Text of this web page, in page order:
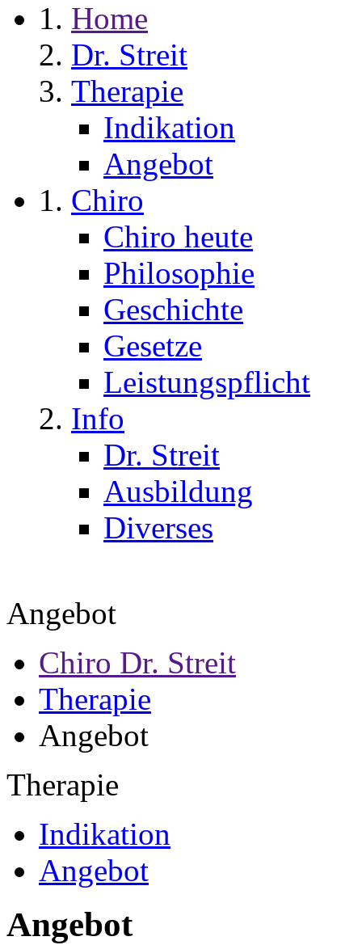
Home
Dr. Streit
Therapie
Indikation
Angebot
Chiro
Chiro heute
Philosophie
Geschichte
Gesetze
Leistungspflicht
Info
Dr. Streit
Ausbildung
Diverses
Angebot
Chiro Dr. Streit
Therapie
Angebot
Therapie
Indikation
Angebot
Angebot